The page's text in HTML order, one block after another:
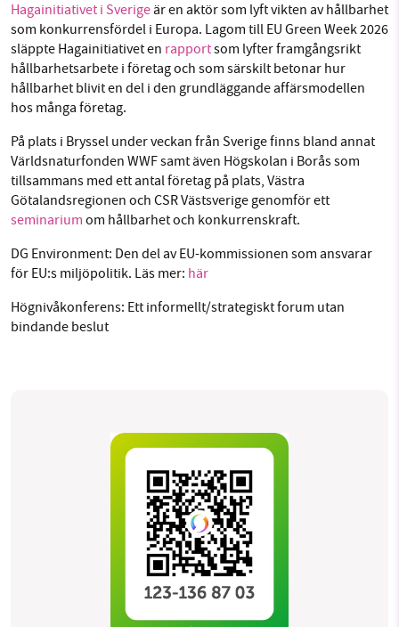
Hagainitiativet i Sverigeär en aktör som lyft vikten av hållbarhet
som konkurrensfördel i Europa. Lagom till EU Green Week 2026
släppte Hagainitiativet en rapportsom lyfter framgångsrikt
hållbarhetsarbete i företag och som särskilt betonar hur
hållbarhet blivit en del i den grundläggande affärsmodellen
hos många företag.
På plats i Bryssel under veckan från Sverige finns bland annat
Världsnaturfonden WWF samt även Högskolan i Borås som
tillsammans med ett antal företag på plats, Västra
Götalandsregionen och CSR Västsverige genomför ett
seminarium om hållbarhet och konkurrenskraft.
DG Environment: Den del av EU-kommissionen som ansvarar
för EU:s miljöpolitik. Läs mer: här
Högnivåkonferens: Ett informellt/strategiskt forum utan
bindande beslut